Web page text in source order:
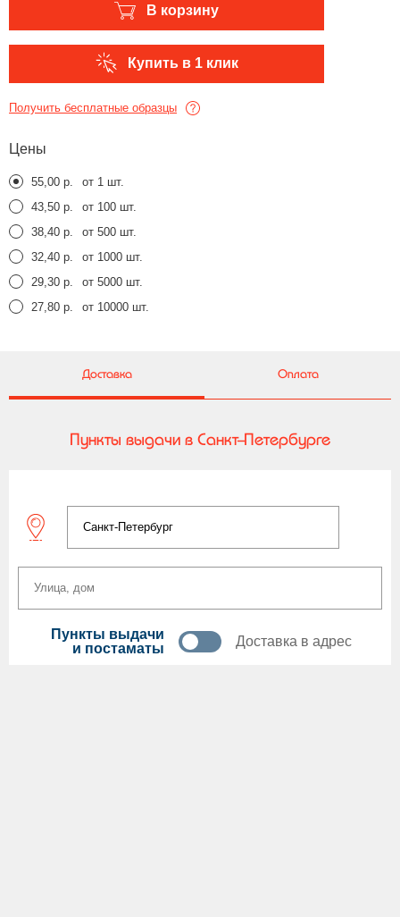
В корзину
Купить в 1 клик
Получить бесплатные образцы
Цены
55,00 р.
от 1 шт.
43,50 р.
от 100 шт.
38,40 р.
от 500 шт.
32,40 р.
от 1000 шт.
29,30 р.
от 5000 шт.
27,80 р.
от 10000 шт.
Доставка Оплата
Пункты выдачи в Санкт-Петербурге
Пункты выдачи
и постаматы
Доставка в адрес